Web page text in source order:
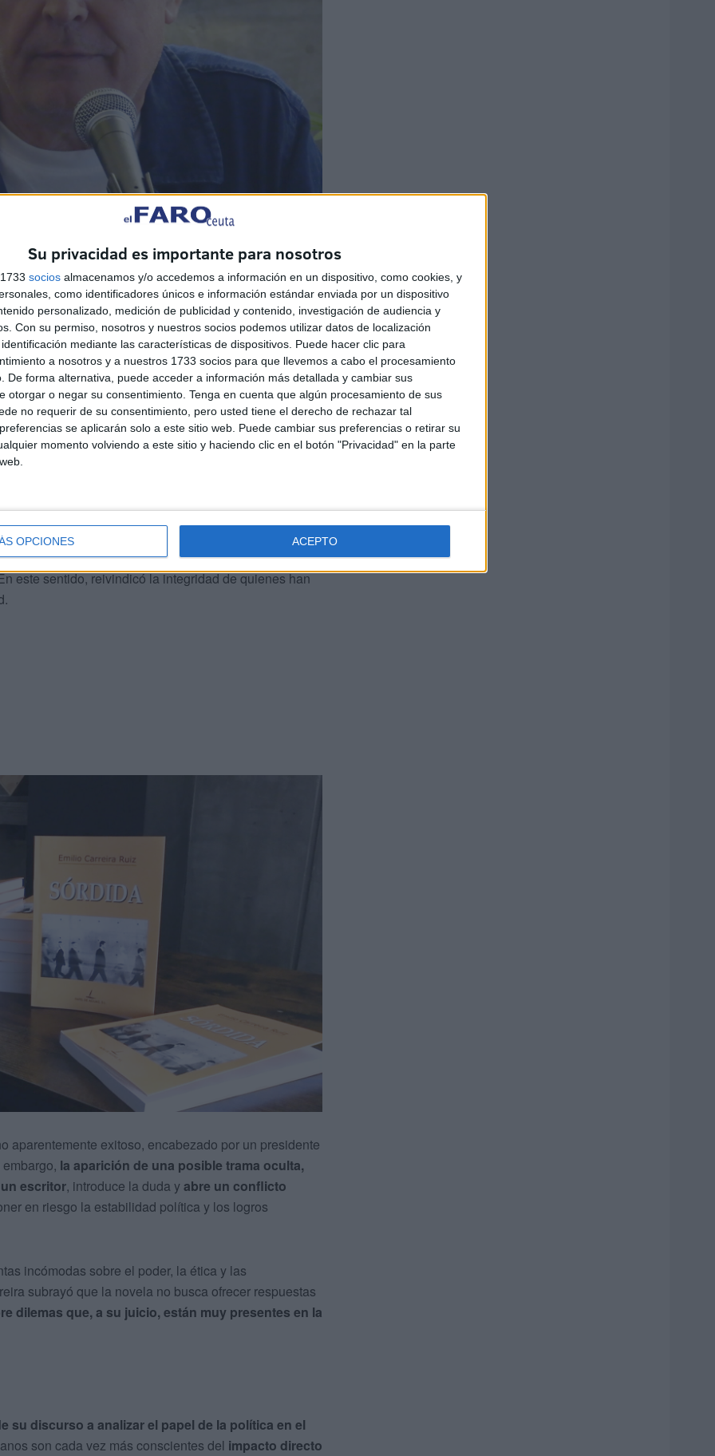
Su privacidad es importante para nosotros
socios almacenamos y/o accedemos a información en un dispositivo, como cookies, y
como identificadores únicos e información estándar enviada por un dispositivo
personalizado, medición de publicidad y contenido, investigación de audiencia y
Con su permiso, nosotros y nuestros socios podemos utilizar datos de localización
mediante las características de dispositivos. Puede hacer clic para
a nosotros y a nuestros 1733 socios para que llevemos a cabo el procesamiento
De forma alternativa, puede acceder a información más detallada y cambiar sus
otorgar o negar su consentimiento. Tenga en cuenta que algún procesamiento de sus
no requerir de su consentimiento, pero usted tiene el derecho de rechazar tal
se aplicarán solo a este sitio web. Puede cambiar sus preferencias o retirar su
momento volviendo a este sitio y haciendo clic en el botón "Privacidad" en la parte
OPCIONES ACEPTO
explicó que ‘Sórdida’ supone un punto de inflexión
alejados del ámbito político, decidió abordar por
terreno, coincidiendo con una etapa vital en la que,
casi 30 años de experiencia en la vida pública de la
de Ceuta
que los hechos narrados en la novela no
. Defendió que, durante las últimas décadas, la
pero dentro de unos márgenes que permiten a sus
este sentido, reivindicó la integridad de quienes han
aparentemente exitoso, encabezado por un presidente
la aparición de una posible trama oculta,
escritor, introduce la duda yabre un conflicto
en riesgo la estabilidad política y los logros
incómodas sobre el poder, la ética y las
subrayó que la novela no busca ofrecer respuestas
dilemas que, a su juicio, están muy presentes en la
su discurso a analizar el papel de la política en el
son cada vez más conscientes del impacto directo